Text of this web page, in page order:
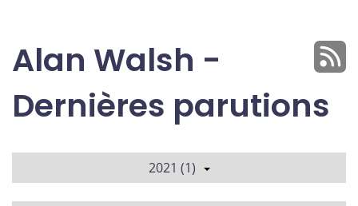
Alan Walsh -
Dernières parutions
2021 (1)